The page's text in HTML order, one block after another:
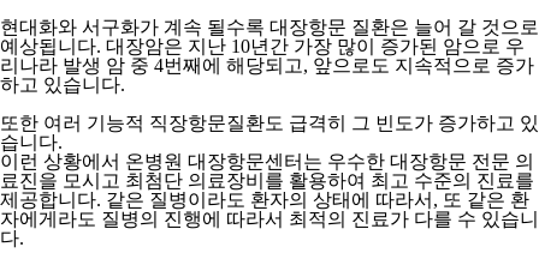
현대화와 서구화가 계속 될수록 대장항문 질환은 늘어 갈 것으로
예상됩니다. 대장암은 지난 10년간 가장 많이 증가된 암으로 우
리나라 발생 암 중 4번째에 해당되고, 앞으로도 지속적으로 증가
하고 있습니다.
또한 여러 기능적 직장항문질환도 급격히 그 빈도가 증가하고 있
습니다.
이런 상황에서 온병원 대장항문센터는 우수한 대장항문 전문 의
료진을 모시고 최첨단 의료장비를 활용하여 최고 수준의 진료를
제공합니다. 같은 질병이라도 환자의 상태에 따라서, 또 같은 환
자에게라도 질병의 진행에 따라서 최적의 진료가 다를 수 있습니
다.